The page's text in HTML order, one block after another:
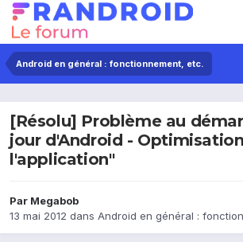
Android en général : fonctionnement, etc.
[Résolu] Problème au
jour d'Android -
l'application"
Par Megabob
13 mai 2012 dans Android en général :